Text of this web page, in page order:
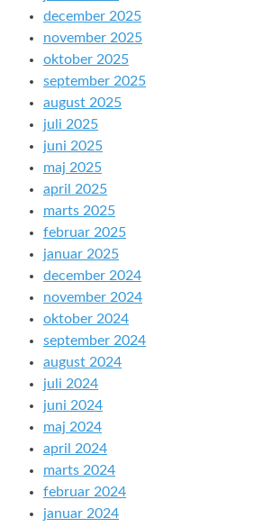
december 2025
november 2025
oktober 2025
september 2025
august 2025
juli 2025
juni 2025
maj 2025
april 2025
marts 2025
februar 2025
januar 2025
december 2024
november 2024
oktober 2024
september 2024
august 2024
juli 2024
juni 2024
maj 2024
april 2024
marts 2024
februar 2024
januar 2024